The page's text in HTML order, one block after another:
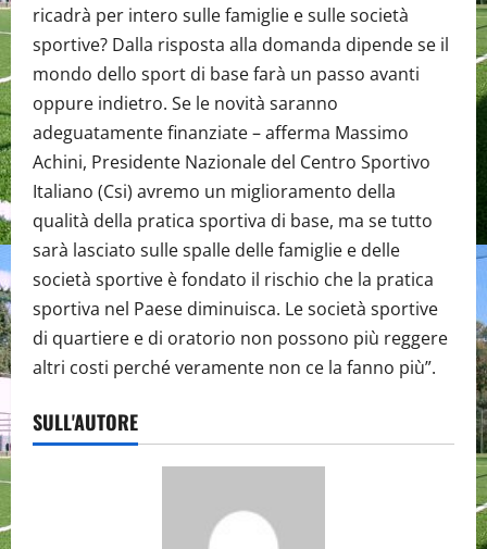
ricadrà per intero sulle famiglie e sulle società
sportive? Dalla risposta alla domanda dipende se il
mondo dello sport di base farà un passo avanti
oppure indietro. Se le novità saranno
adeguatamente finanziate – afferma Massimo
Achini, Presidente Nazionale del Centro Sportivo
Italiano (Csi) avremo un miglioramento della
qualità della pratica sportiva di base, ma se tutto
sarà lasciato sulle spalle delle famiglie e delle
società sportive è fondato il rischio che la pratica
sportiva nel Paese diminuisca. Le società sportive
di quartiere e di oratorio non possono più reggere
altri costi perché veramente non ce la fanno più”.
SULL'AUTORE